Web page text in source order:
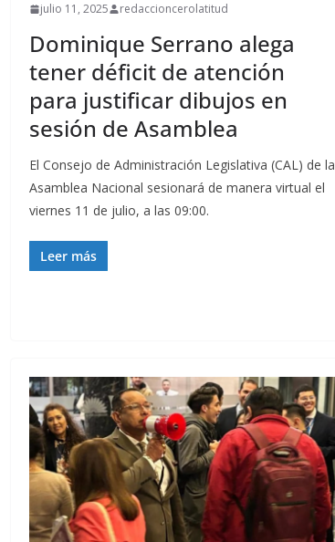
julio 11, 2025 redaccioncerolatitud
Dominique Serrano alega
tener déficit de atención
para justificar dibujos en
sesión de Asamblea
El Consejo de Administración Legislativa (CAL) de la
Asamblea Nacional sesionará de manera virtual el
viernes 11 de julio, a las 09:00.
Leer más